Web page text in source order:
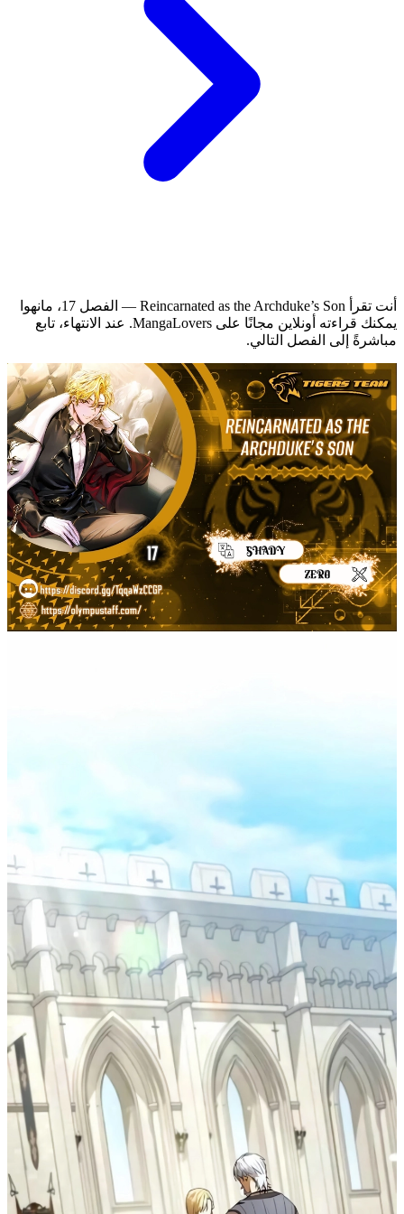
أنت تقرأ Reincarnated as the Archduke’s Son — الفصل 17، مانهوا
يمكنك قراءته أونلاين مجانًا على MangaLovers.
عند الانتهاء، تابع
مباشرةً إلى الفصل التالي.